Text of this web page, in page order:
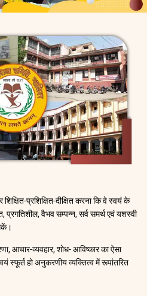
प्रशिक्षित-दीक्षित करना कि वे स्वयं के
वैभव सम्पन्न, सर्व समर्थ एवं यशस्वी
आचार-व्यवहार, शोध- आविष्कार का ऐसा
स्फूर्त हो अनुकरणीय व्यक्तित्व में रूपांतरित